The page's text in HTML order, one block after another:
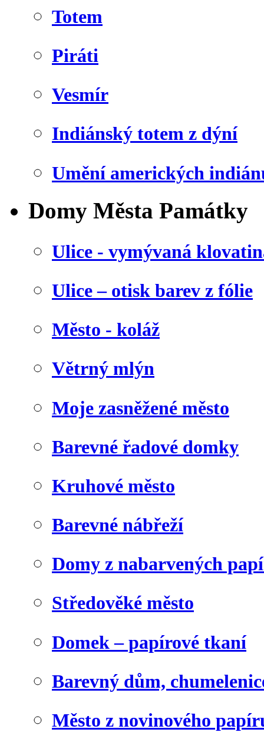
Totem
Piráti
Vesmír
Indiánský totem z dýní
Umění amerických
Domy Města Památky
Ulice - vymývaná
Ulice – otisk barev z fólie
Město - koláž
Větrný mlýn
Moje zasněžené město
Barevné řadové domky
Kruhové město
Barevné nábřeží
Domy z nabarvených
Středověké město
Domek – papírové tkaní
Barevný dům,
Město z novinového